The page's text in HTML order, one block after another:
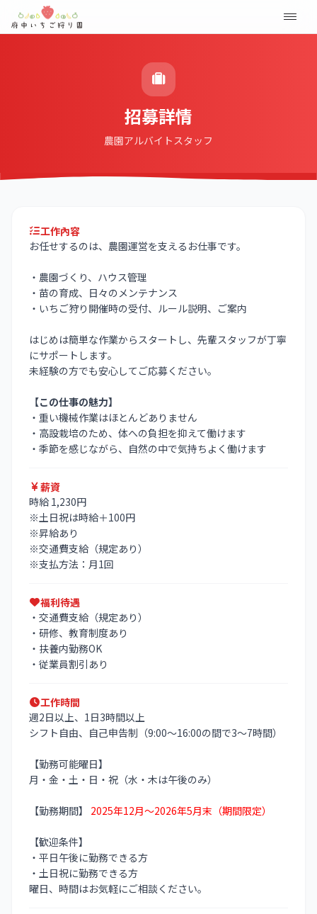
招募詳情
農園アルバイトスタッフ
工作內容
お任せするのは、農園運営を支えるお仕事です。
・農園づくり、ハウス管理
・苗の育成、日々のメンテナンス
・いちご狩り開催時の受付、ルール説明、ご案内
はじめは簡単な作業からスタートし、先輩スタッフが丁寧
にサポートします。
未経験の方でも安心してご応募ください。
【この仕事の魅力】
・重い機械作業はほとんどありません
・高設栽培のため、体への負担を抑えて働けます
・季節を感じながら、自然の中で気持ちよく働けます
薪資
時給 1,230円
※土日祝は時給＋100円
※昇給あり
※交通費支給（規定あり）
※支払方法：月1回
福利待遇
・交通費支給（規定あり）
・研修、教育制度あり
・扶養内勤務OK
・従業員割引あり
工作時間
週2日以上、1日3時間以上
シフト自由、自己申告制（9:00〜16:00の間で3〜7時間）
【勤務可能曜日】
月・金・土・日・祝（水・木は午後のみ）
【勤務期間】 2025年12月〜2026年5月末（期間限定）
【歓迎条件】
・平日午後に勤務できる方
・土日祝に勤務できる方
曜日、時間はお気軽にご相談ください。